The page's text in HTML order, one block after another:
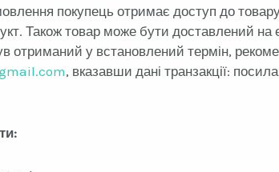
покупець отримає доступ до
Також товар може бути доставлений на
отриманий у встановлений термін,
, вказавши дані транзакції: